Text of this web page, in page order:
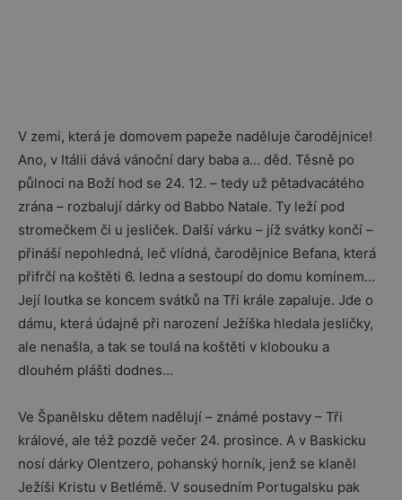
V zemi, která je domovem papeže naděluje čarodějnice!
Ano, v Itálii dává vánoční dary baba a… děd. Těsně po
půlnoci na Boží hod se 24. 12. – tedy už pětadvacátého
zrána – rozbalují dárky od Babbo Natale. Ty leží pod
stromečkem či u jesliček. Další várku – jíž svátky končí –
přináší nepohledná, leč vlídná, čarodějnice Befana, která
přifrčí na koštěti 6. ledna a sestoupí do domu komínem…
Její loutka se koncem svátků na Tři krále zapaluje. Jde o
dámu, která údajně při narození Ježíška hledala jesličky,
ale nenašla, a tak se toulá na koštěti v klobouku a
dlouhém plášti dodnes…
Ve Španělsku dětem nadělují – známé postavy – Tři
králové, ale též pozdě večer 24. prosince. A v Baskicku
nosí dárky Olentzero, pohanský horník, jenž se klaněl
Ježíši Kristu v Betlémě. V sousedním Portugalsku pak